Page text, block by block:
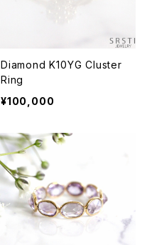
Diamond K10YG Cluster
Ring
¥100,000